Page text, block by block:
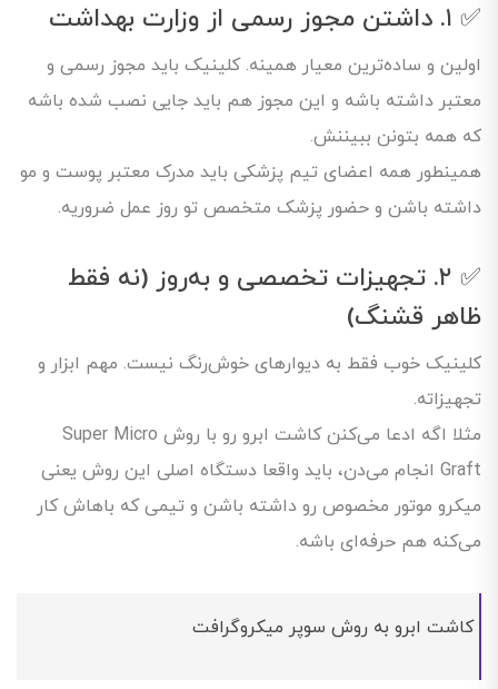
✅ ۱. داشتن مجوز رسمی از وزارت بهداشت
اولین و ساده‌ترین معیار همینه. کلینیک باید مجوز رسمی و
معتبر داشته باشه و این مجوز هم باید جایی نصب شده باشه
که همه بتونن ببیننش.
همینطور همه اعضای تیم پزشکی باید مدرک معتبر پوست و مو
داشته باشن و حضور پزشک متخصص تو روز عمل ضروریه.
✅ ۲. تجهیزات تخصصی و به‌روز (نه فقط
ظاهر قشنگ)
کلینیک خوب فقط به دیوارهای خوش‌رنگ نیست. مهم ابزار و
تجهیزاته.
مثلا اگه ادعا می‌کنن کاشت ابرو رو با روش Super Micro
Graft انجام می‌دن، باید واقعا دستگاه اصلی این روش یعنی
میکرو موتور مخصوص رو داشته باشن و تیمی که باهاش کار
می‌کنه هم حرفه‌ای باشه.
کاشت ابرو به روش سوپر میکروگرافت